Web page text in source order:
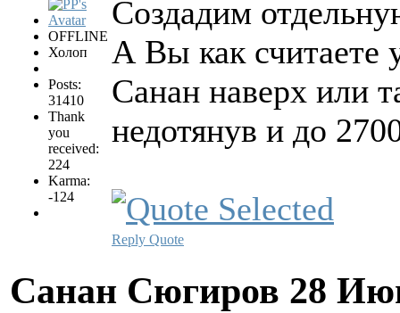
OFFLINE
Холоп
Posts:
31410
Thank
you
received:
224
Karma:
-124
Создадим
А Вы как считаете
Санан наверх или
недотянув и до
Reply Quote
Санан Сюгиров 28